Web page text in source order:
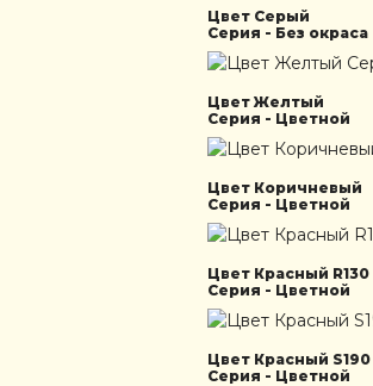
Цвет Серый
Серия - Без окраса
Цвет Желтый
Серия - Цветной
Цвет Коричневый
Серия - Цветной
Цвет Красный R130
Серия - Цветной
Цвет Красный S190
Серия - Цветной